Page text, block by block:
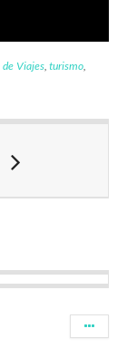
Viajes,turismo